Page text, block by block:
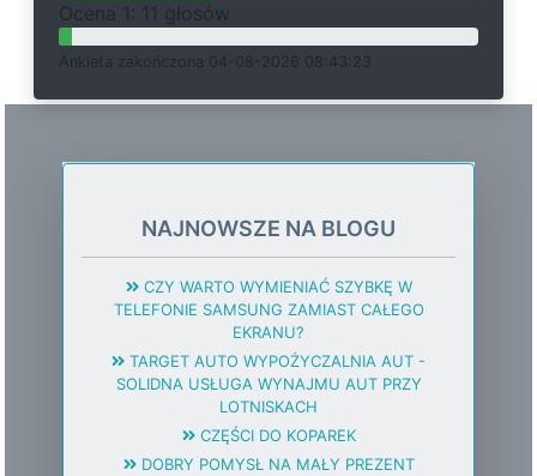
O
a 1: 11 głosów
Ankieta a a 04-08-2026 08:43:23
NAJNOWSZE NA BLOGU
CZY WARTO WYMIENIAĆ SZYBKĘ W
TELEFONIE SAMSUNG ZAMIAST CAŁEGO
EKRANU?
TARGET AUTO WYPOŻYCZALNIA AUT -
SOLIDNA USŁUGA WYNAJMU AUT PRZY
LOTNISKACH
CZĘŚCI DO KOPAREK
DOBRY POMYSŁ NA MAŁY PREZENT